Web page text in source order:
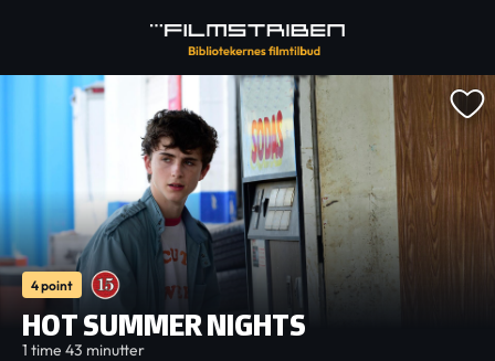
4 point
HOT SUMMER NIGHTS
1 time 43 minutter